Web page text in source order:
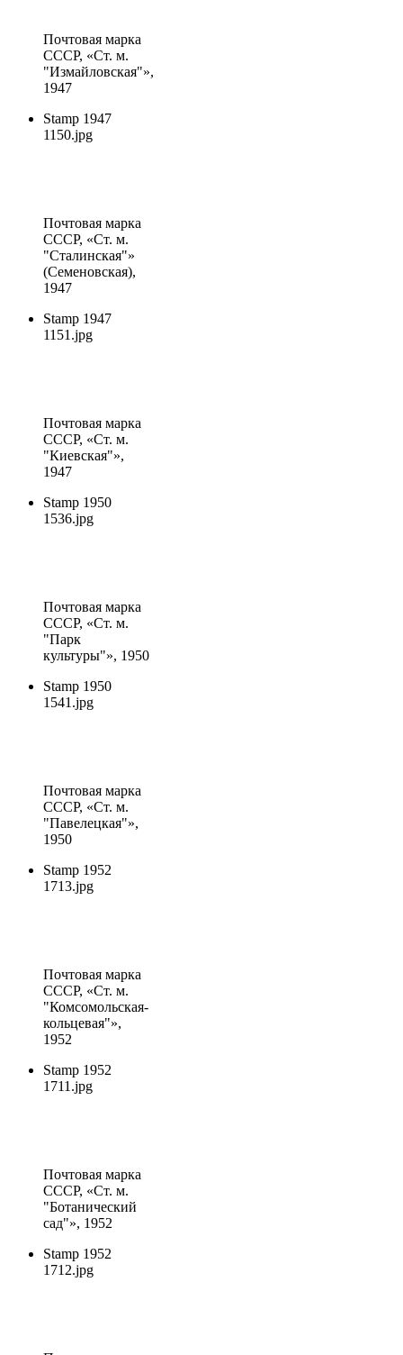
Почтовая марка
СССР, «Ст. м.
"Измайловская"»,
1947
Stamp 1947
1150.jpg
Почтовая марка
СССР, «Ст. м.
"Сталинская"»
(Семеновская),
1947
Stamp 1947
1151.jpg
Почтовая марка
СССР, «Ст. м.
"Киевская"»,
1947
Stamp 1950
1536.jpg
Почтовая марка
СССР, «Ст. м.
"Парк
культуры"», 1950
Stamp 1950
1541.jpg
Почтовая марка
СССР, «Ст. м.
"Павелецкая"»,
1950
Stamp 1952
1713.jpg
Почтовая марка
СССР, «Ст. м.
"Комсомольская-
кольцевая"»,
1952
Stamp 1952
1711.jpg
Почтовая марка
СССР, «Ст. м.
"Ботанический
сад"», 1952
Stamp 1952
1712.jpg